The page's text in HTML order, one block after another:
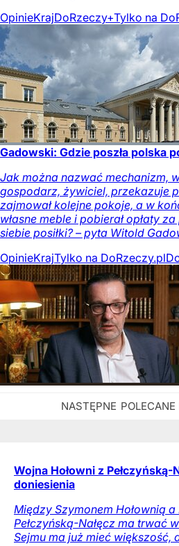
OpinieKrajDoRzeczy+Tylko na
Gadowski: Gdzie poszła polska
Jak można nazwać mechanizm,
gospodarz, żywiciel, przekazuje
zajmował kolejne pokoje, a w
własne meble i pobierał opłaty
siebie posiłki? – pyta Witold
OpinieKrajTylko na DoRzeczy.pl
Wojna Hołowni z Pełczyńską-
doniesienia
Między Szymonem Hołownią
Pełczyńską-Nałęcz ma trwać
Sejmu ma już mieć większość,